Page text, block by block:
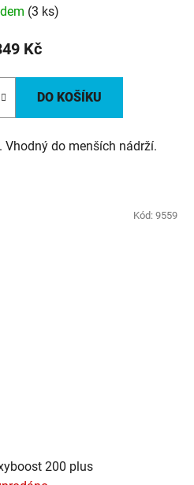
(3 ks)
Kč
DO KOŠÍKU
do menších nádrží.
200 plus
Kód: 9559